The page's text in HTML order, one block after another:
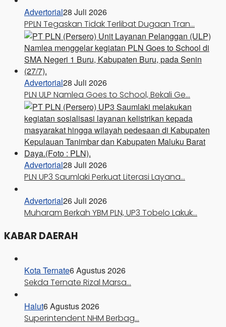
Advertorial28 Juli 2026
PPLN Tegaskan Tidak Terlibat Dugaan Tran…
Advertorial28 Juli 2026
PLN ULP Namlea Goes to School, Bekali Ge…
Advertorial28 Juli 2026
PLN UP3 Saumlaki Perkuat Literasi Layana…
Advertorial26 Juli 2026
Muharam Berkah YBM PLN, UP3 Tobelo Lakuk…
KABAR DAERAH
Kota Ternate6 Agustus 2026
Sekda Ternate Rizal Marsa…
Halut6 Agustus 2026
Superintendent NHM Berbag…